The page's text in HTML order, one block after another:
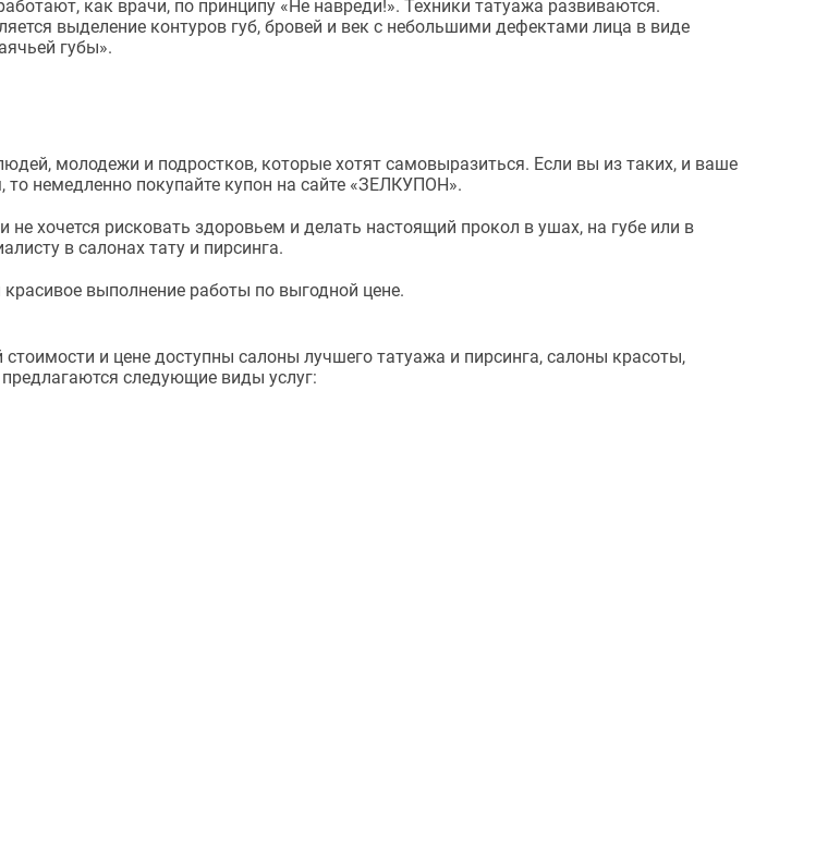
как врачи, по принципу «Не навреди!». Техники татуажа развиваются.
выделение контуров губ, бровей и век с небольшими дефектами лица в виде
губы».
молодежи и подростков, которые хотят самовыразиться. Если вы из таких, и ваше
то немедленно покупайте купон на сайте «ЗЕЛКУПОН».
хочется рисковать здоровьем и делать настоящий прокол в ушах, на губе или в
в салонах тату и пирсинга.
выполнение работы по выгодной цене.
и цене доступны салоны лучшего татуажа и пирсинга, салоны красоты,
следующие виды услуг: